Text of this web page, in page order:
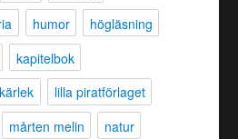
humor
högläsning
kapitelbok
kärlek
lilla piratförlaget
mårten melin
natur